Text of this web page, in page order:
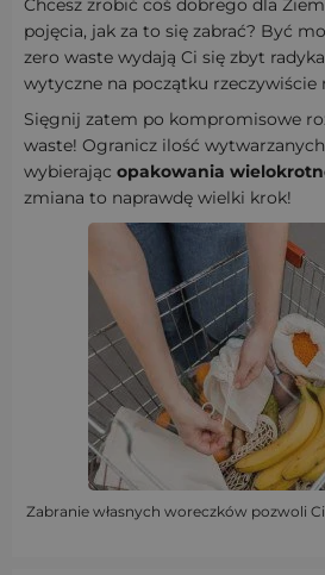
Chcesz zrobić coś dobrego dla
pojęcia, jak za to się zabrać? Być
zero waste wydają Ci się zbyt
wytyczne na początku rzeczywiście
Sięgnij zatem po kompromisowe
waste! Ogranicz ilość
wybierając opakowania
zmiana to naprawdę wielki krok!
Zabranie własnych woreczków pozwoli